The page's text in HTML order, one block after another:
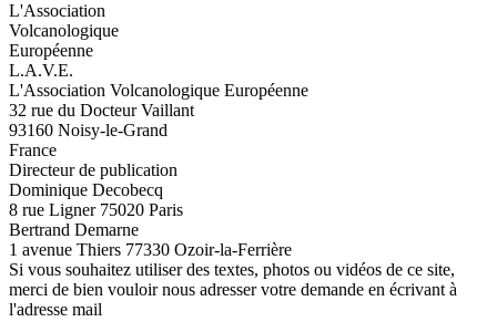
L'Association
Volcanologique
Européenne
L.A.V.E.
L'Association Volcanologique Européenne
32 rue du Docteur Vaillant
93160 Noisy-le-Grand
France
Directeur de publication
Dominique Decobecq
8 rue Ligner 75020 Paris
Bertrand Demarne
1 avenue Thiers 77330 Ozoir-la-Ferrière
Si vous souhaitez utiliser des textes, photos ou vidéos de ce site,
merci de bien vouloir nous adresser votre demande en écrivant à
l'adresse mail